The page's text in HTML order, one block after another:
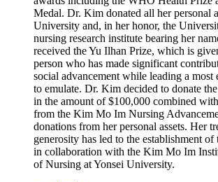
Medal. Dr. Kim donated all her personal
University and, in her honor, the
nursing research institute bearing her
received the Yu Ilhan Prize, which is
person who has made significant
social advancement while leading a
to emulate. Dr. Kim decided to donate
in the amount of $100,000 combined
from the Kim Mo Im Nursing
donations from her personal assets. Her
generosity has led to the establishment
in collaboration with the Kim Mo Im
of Nursing at Yonsei University.